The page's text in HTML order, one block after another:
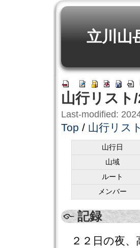
立川山
山行リスト
Last-modified:
Top / 山行リスト
山行日
山域
ルート
メンバー
記録
２２日の夜